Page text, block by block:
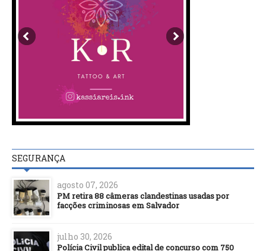
SEGURANÇA
agosto 07, 2026
PM retira 88 câmeras clandestinas usadas por
facções criminosas em Salvador
julho 30, 2026
Polícia Civil publica edital de concurso com 750